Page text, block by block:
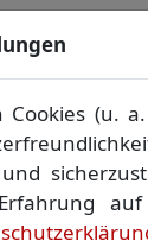
Ihr
Absteckung▪
▪Amtliche
(u.